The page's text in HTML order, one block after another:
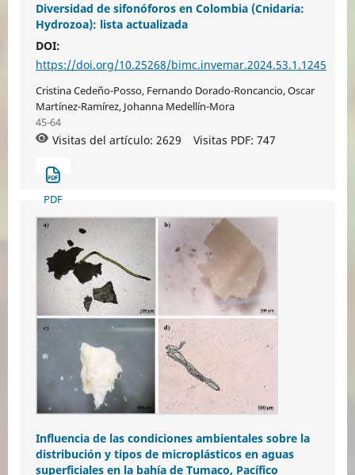
Diversidad de sifonóforos en Colombia (Cnidaria:
Hydrozoa): lista actualizada
DOI:
https://doi.org/10.25268/bimc.invemar.2024.53.1.1245
Cristina Cedeño-Posso, Fernando Dorado-Roncancio, Oscar
Martínez-Ramírez, Johanna Medellín-Mora
45-64
Visitas del artículo: 2629 Visitas PDF: 747
PDF
Influencia de las condiciones ambientales sobre la
distribución y tipos de microplásticos en aguas
superficiales en la bahía de Tumaco, Pacífico